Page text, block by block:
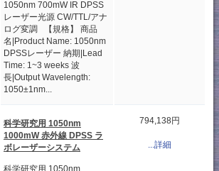
1050nm 700mW IR DPSS
レーザー光源 CW/TTL/アナ
ログ変調 【規格】 商品
名|Product Name: 1050nm
DPSSレーザー 納期|Lead
Time: 1~3 weeks 波
長|Output Wavelength:
1050±1nm...
科学研究用 1050nm
1000mW 赤外線 DPSS ラ
ボレーザーシステム
794,138円
...詳細